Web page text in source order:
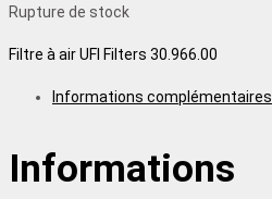
Rupture de stock
Filtre à air UFI Filters 30.966.00
Informations complémentaires
Informations